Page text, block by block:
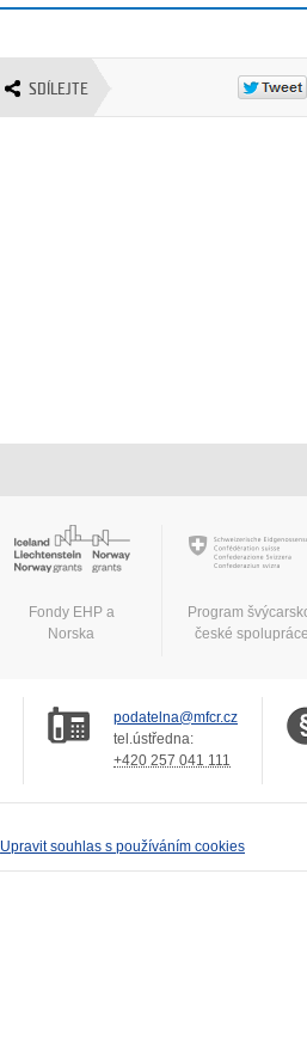
SDÍLEJTE
Fondy EHP a
Norska
Program
české
podatelna@mfcr.cz
tel.ústředna:
+420 257 041 111
Upravit souhlas s používáním cookies